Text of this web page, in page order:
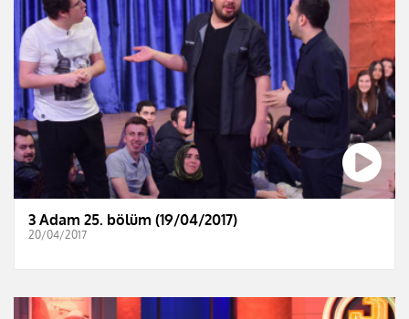
3 Adam 25. bölüm (19/04/2017)
20/04/2017